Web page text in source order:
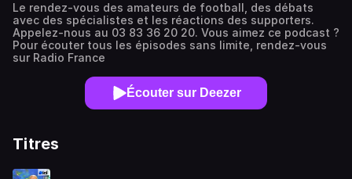
Le rendez-vous des amateurs de football, des débats
avec des spécialistes et les réactions des supporters.
Appelez-nous au 03 83 36 20 20. Vous aimez ce podcast ?
Pour écouter tous les épisodes sans limite, rendez-vous
sur Radio France
Écouter sur Deezer
Titres